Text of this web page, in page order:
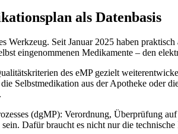
als Datenbasis
Werkzeug. Seit Januar 2025 haben
eingenommenen Medikamente – den
des eMP gezielt
Selbstmedikation aus der Apotheke oder
(dgMP): Verordnung, Überprüfung
Dafür braucht es nicht nur die